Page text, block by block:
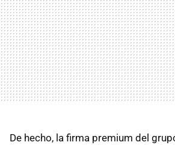
De hecho, la firma premium del